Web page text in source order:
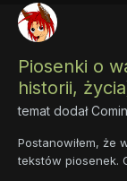
Piosenki o
historii,
temat dodał
Postanowiłem, że
tekstów piosenek.